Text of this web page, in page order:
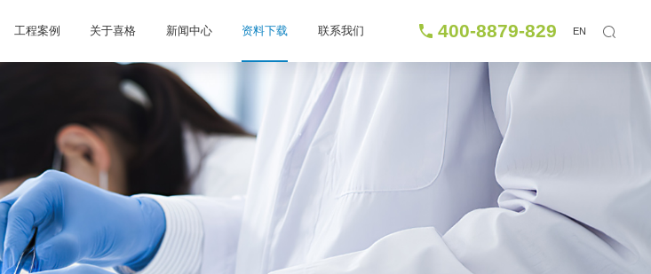
工程案例 关于喜格 新闻中心 资料下载 联系我们 400-8879-829 EN